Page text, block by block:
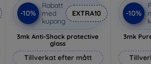
-10%
Rabatt
med
kupong
EXTRA10
3mk Anti-Shock protective
glass
Tillverkat efter mått
-10%
3mk